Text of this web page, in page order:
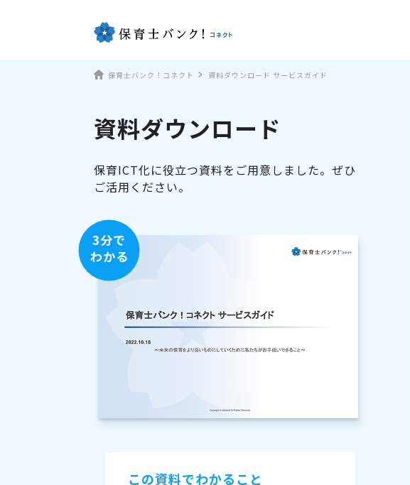
保育士バンク！コネクト 資料ダウンロード サービスガイド
資料ダウンロード
保育ICT化に役立つ資料をご用意しました。ぜひ
ご活用ください。
3分で
わかる
この資料でわかること